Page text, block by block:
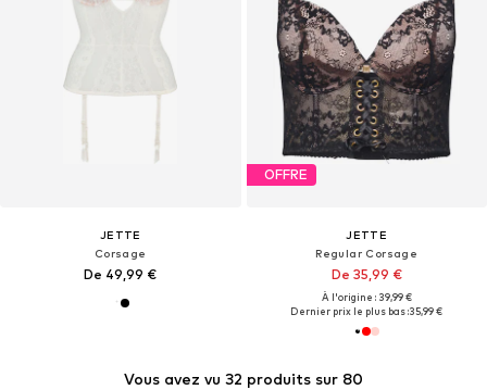
JETTE
Corsage
De 49,99 €
OFFRE
JETTE
Regular Corsage
De 35,99 €
À l'origine : 39,99 €
Dernier prix le plus bas :35,99 €
Vous avez vu 32 produits sur 80